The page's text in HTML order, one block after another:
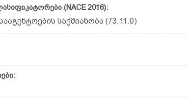
(NACE 2016):
საქმიანობა (73.11.0)